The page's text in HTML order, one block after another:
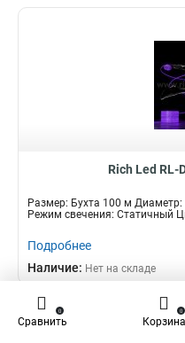
Rich Led RL-
Размер: Бухта 100 м
Режим свечения: Статичный
Подробнее
Наличие: Нет на складе
Что такое
Сравнить
0
Корзина
0